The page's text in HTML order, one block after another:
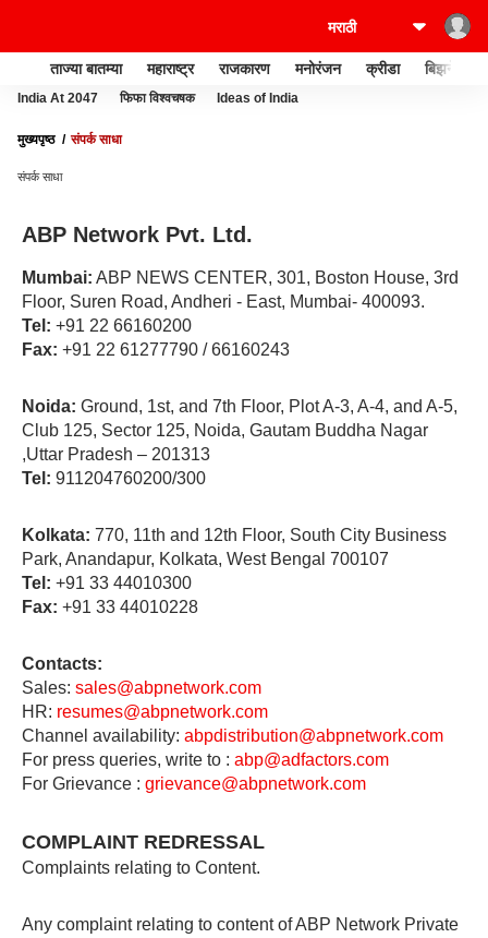
ताज्या बातम्या महाराष्ट्र राजकारण मनोरंजन क्रीडा बिझनेस
India At 2047 फिफा विश्वचषक Ideas of India
मुख्यपृष्ठ संपर्क साधा
संपर्क साधा
ABP Network Pvt. Ltd.
Mumbai: ABP NEWS CENTER, 301, Boston House, 3rd
Floor, Suren Road, Andheri - East, Mumbai- 400093.
Tel: +91 22 66160200
Fax: +91 22 61277790 / 66160243
Noida: Ground, 1st, and 7th Floor, Plot A-3, A-4, and A-5,
Club 125, Sector 125, Noida, Gautam Buddha Nagar
,Uttar Pradesh – 201313
Tel: 911204760200/300
Kolkata: 770, 11th and 12th Floor, South City Business
Park, Anandapur, Kolkata, West Bengal 700107
Tel: +91 33 44010300
Fax: +91 33 44010228
Contacts:
Sales: sales@abpnetwork.com
HR: resumes@abpnetwork.com
Channel availability: abpdistribution@abpnetwork.com
For press queries, write to : abp@adfactors.com
For Grievance : grievance@abpnetwork.com
COMPLAINT REDRESSAL
Complaints relating to Content.
Any complaint relating to content of ABP Network Private